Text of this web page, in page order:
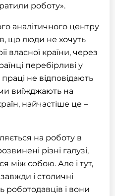
роботу».
аналітичного центру
що люди не хочуть
власної країни, через
перебірливі у
не відповідають
виїжджають на
найчастіше це –
на роботу в
різні галузі,
між собою. Але і тут,
і столичні
роботодавців і вони